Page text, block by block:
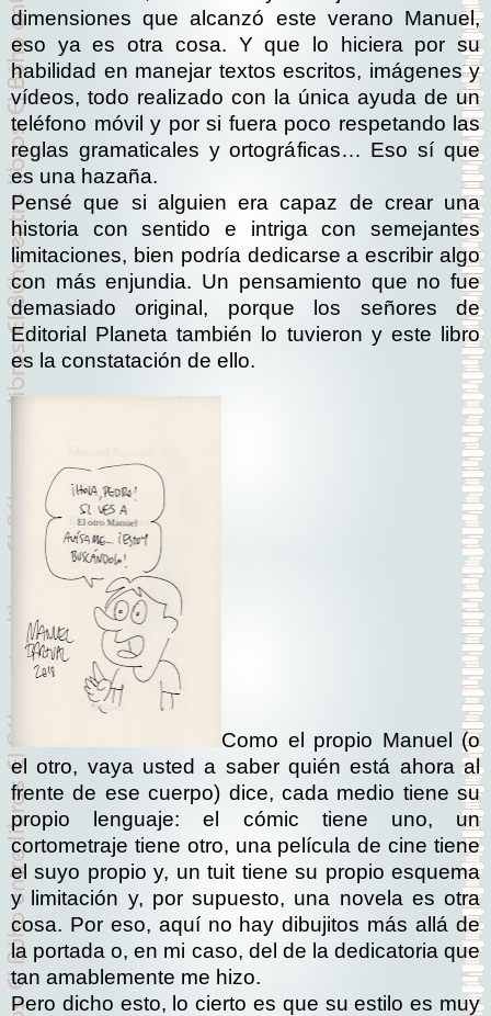
dimensiones que alcanzó este verano Manuel,
eso ya es otra cosa. Y que lo hiciera por su
habilidad en manejar textos escritos, imágenes y
vídeos, todo realizado con la única ayuda de un
teléfono móvil y por si fuera poco respetando las
reglas gramaticales y ortográficas… Eso sí que
es una hazaña.
Pensé que si alguien era capaz de crear una
historia con sentido e intriga con semejantes
limitaciones, bien podría dedicarse a escribir algo
con más enjundia. Un pensamiento que no fue
demasiado original, porque los señores de
Editorial Planeta también lo tuvieron y este libro
es la constatación de ello.
Como el propio Manuel (o
el otro, vaya usted a saber quién está ahora al
frente de ese cuerpo) dice, cada medio tiene su
propio lenguaje: el cómic tiene uno, un
cortometraje tiene otro, una película de cine tiene
el suyo propio y, un tuit tiene su propio esquema
y limitación y, por supuesto, una novela es otra
cosa. Por eso, aquí no hay dibujitos más allá de
la portada o, en mi caso, del de la dedicatoria que
tan amablemente me hizo.
Pero dicho esto, lo cierto es que su estilo es muy